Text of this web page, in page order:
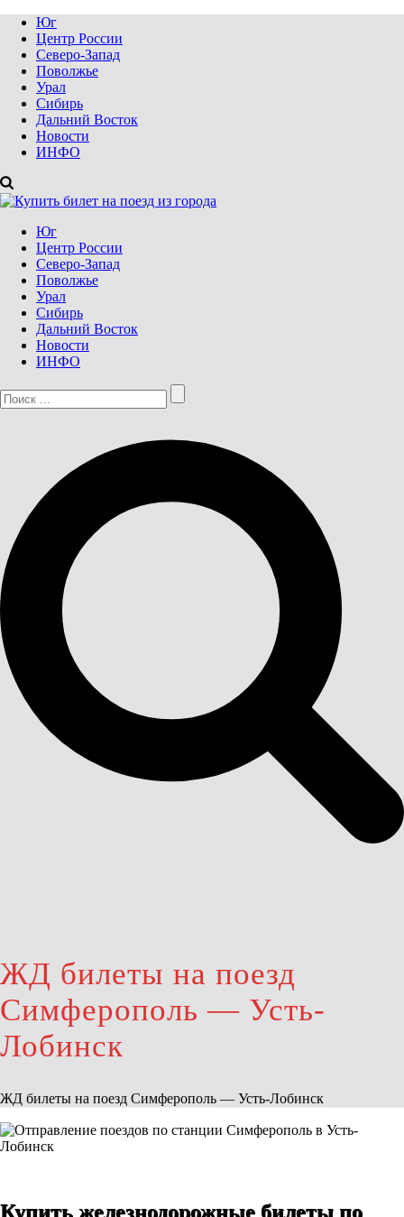
Юг
Центр России
Северо-Запад
Поволжье
Урал
Сибирь
Дальний Восток
Новости
ИНФО
Юг
Центр России
Северо-Запад
Поволжье
Урал
Сибирь
Дальний Восток
Новости
ИНФО
ЖД билеты на поезд
Симферополь — Усть-
Лобинск
ЖД билеты на поезд Симферополь — Усть-Лобинск
Купить железнодорожные билеты по